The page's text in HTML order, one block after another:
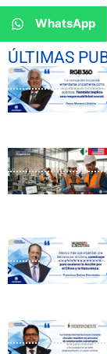
WhatsApp
ÚLTIMAS